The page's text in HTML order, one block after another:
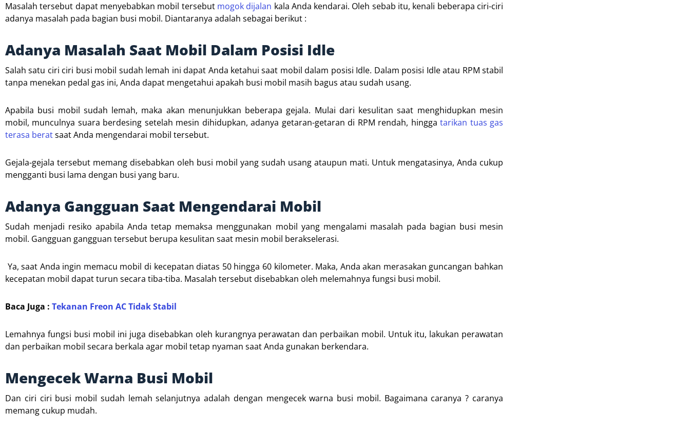
Masalah tersebut dapat menyebabkan mobil tersebut mogok dijalan kala Anda kendarai. Oleh sebab itu, kenali beberapa ciri-ciri
adanya masalah pada bagian busi mobil. Diantaranya adalah sebagai berikut :
Adanya Masalah Saat Mobil Dalam Posisi Idle
Salah satu ciri ciri busi mobil sudah lemah ini dapat Anda ketahui saat mobil dalam posisi Idle. Dalam posisi Idle atau RPM stabil
tanpa menekan pedal gas ini, Anda dapat mengetahui apakah busi mobil masih bagus atau sudah usang.
Apabila busi mobil sudah lemah, maka akan menunjukkan beberapa gejala. Mulai dari kesulitan saat menghidupkan mesin
mobil, munculnya suara berdesing setelah mesin dihidupkan, adanya getaran-getaran di RPM rendah, hinggatarikan tuas gas
terasa beratsaat Anda mengendarai mobil tersebut.
Gejala-gejala tersebut memang disebabkan oleh busi mobil yang sudah usang ataupun mati. Untuk mengatasinya, Anda cukup
mengganti busi lama dengan busi yang baru.
Adanya Gangguan Saat Mengendarai Mobil
Sudah menjadi resiko apabila Anda tetap memaksa menggunakan mobil yang mengalami masalah pada bagian busi mesin
mobil. Gangguan gangguan tersebut berupa kesulitan saat mesin mobil berakselerasi.
Ya, saat Anda ingin memacu mobil di kecepatan diatas 50 hingga 60 kilometer. Maka, Anda akan merasakan guncangan bahkan
kecepatan mobil dapat turun secara tiba-tiba. Masalah tersebut disebabkan oleh melemahnya fungsi busi mobil.
Baca Juga : Tekanan Freon AC Tidak Stabil
Lemahnya fungsi busi mobil ini juga disebabkan oleh kurangnya perawatan dan perbaikan mobil. Untuk itu, lakukan perawatan
dan perbaikan mobil secara berkala agar mobil tetap nyaman saat Anda gunakan berkendara.
Mengecek Warna Busi Mobil
Dan ciri ciri busi mobil sudah lemah selanjutnya adalah dengan mengecek warna busi mobil. Bagaimana caranya ? caranya
memang cukup mudah.